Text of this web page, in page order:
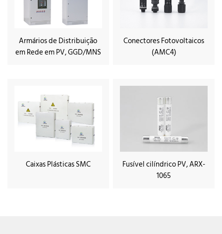
Armários de Distribuição
em Rede em PV, GGD/MNS
Conectores Fotovoltaicos
(AMC4)
Caixas Plásticas SMC
Fusível cilíndrico PV, ARX-
1065